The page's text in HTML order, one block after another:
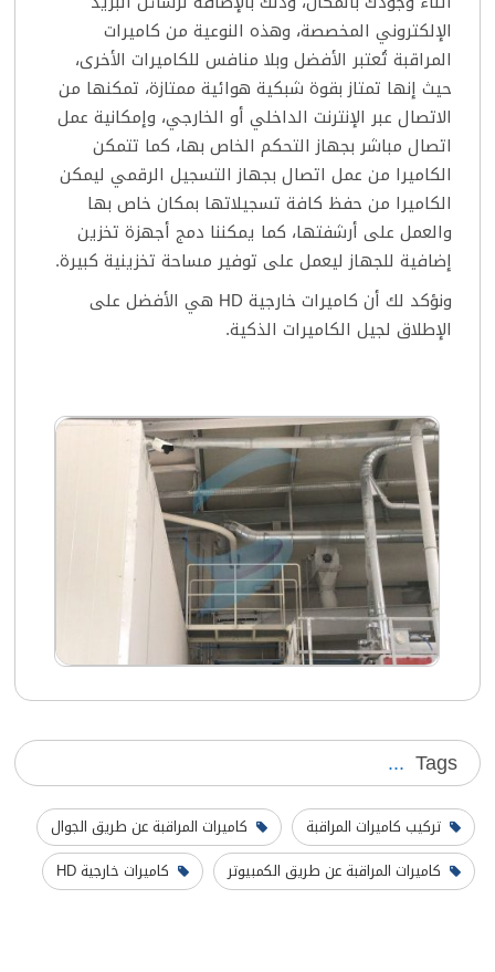
الإلكتروني المخصصة، وهذه النوعية من كاميرات
المراقبة تُعتبر الأفضل وبلا منافس للكاميرات الأخرى،
حيث إنها تمتاز بقوة شبكية هوائية ممتازة، تمكنها من
الاتصال عبر الإنترنت الداخلي أو الخارجي، وإمكانية عمل
اتصال مباشر بجهاز التحكم الخاص بها، كما تتمكن
الكاميرا من عمل اتصال بجهاز التسجيل الرقمي ليمكن
الكاميرا من حفظ كافة تسجيلاتها بمكان خاص بها
والعمل على أرشفتها، كما يمكننا دمج أجهزة تخزين
إضافية للجهاز ليعمل على توفير مساحة تخزينية كبيرة.
ونؤكد لك أن كاميرات خارجية HD هي الأفضل على
الإطلاق لجيل الكاميرات الذكية.
Tags
تركيب كاميرات المراقبة
كاميرات المراقبة عن طريق الجوال
كاميرات المراقبة عن طريق الكمبيوتر
كاميرات خارجية HD